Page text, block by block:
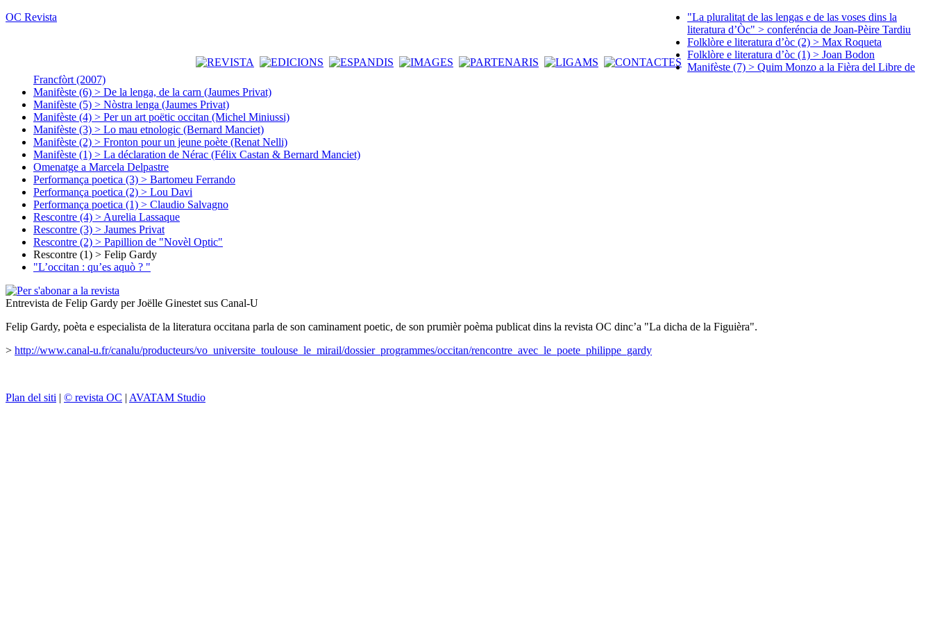
OC Revista
"La pluralitat de las lengas e de las voses dins la
literatura d’Òc" > conferéncia de Joan-Pèire Tardiu
Folklòre e literatura d’òc (2) > Max Roqueta
Folklòre e literatura d’òc (1) > Joan Bodon
Manifèste (7) > Quim Monzo a la Fièra del Libre de
Francfòrt (2007)
Manifèste (6) > De la lenga, de la carn (Jaumes Privat)
Manifèste (5) > Nòstra lenga (Jaumes Privat)
Manifèste (4) > Per un art poëtic occitan (Michel Miniussi)
Manifèste (3) > Lo mau etnologic (Bernard Manciet)
Manifèste (2) > Fronton pour un jeune poète (Renat Nelli)
Manifèste (1) > La déclaration de Nérac (Félix Castan & Bernard Manciet)
Omenatge a Marcela Delpastre
Performança poetica (3) > Bartomeu Ferrando
Performança poetica (2) > Lou Davi
Performança poetica (1) > Claudio Salvagno
Rescontre (4) > Aurelia Lassaque
Rescontre (3) > Jaumes Privat
Rescontre (2) > Papillion de "Novèl Optic"
Rescontre (1) > Felip Gardy
"L’occitan : qu’es aquò ? "
Entrevista de Felip Gardy per Joëlle Ginestet sus Canal-U
Felip Gardy, poèta e especialista de la literatura occitana parla de son caminament poetic, de son prumièr poèma publicat dins la revista OC dinc’a "La dicha de la Figuièra".
> http://www.canal-u.fr/canalu/producteurs/vo_universite_toulouse_le_mirail/dossier_programmes/occitan/rencontre_avec_le_poete_philippe_gardy
Plan del siti | © revista OC | AVATAM Studio